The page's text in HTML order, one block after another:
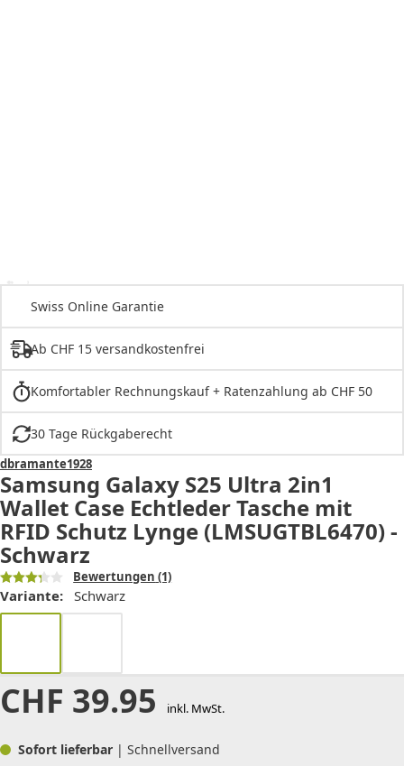
Swiss Online Garantie
Ab CHF 15 versandkostenfrei
Komfortabler Rechnungskauf + Ratenzahlung ab CHF 50
30 Tage Rückgaberecht
dbramante1928
Samsung Galaxy S25 Ultra 2in1
Wallet Case Echtleder Tasche mit
RFID Schutz Lynge (LMSUGTBL6470) -
Schwarz
Bewertungen (1)
Variante: Schwarz
CHF 39.95 inkl. MwSt.
Sofort lieferbar | Schnellversand